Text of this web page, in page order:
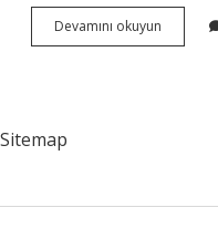
Devamını okuyun
Köfte
Sitemap